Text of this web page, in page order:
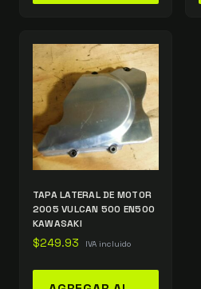
TAPA LATERAL DE MOTOR
2005 VULCAN 500 EN500
KAWASAKI
$249.93 IVA incluido